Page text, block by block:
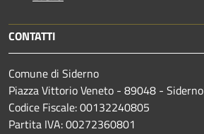
CONTATTI
Comune di Siderno
Piazza Vittorio Veneto - 89048 - Siderno
Codice Fiscale: 00132240805
Partita IVA: 00272360801